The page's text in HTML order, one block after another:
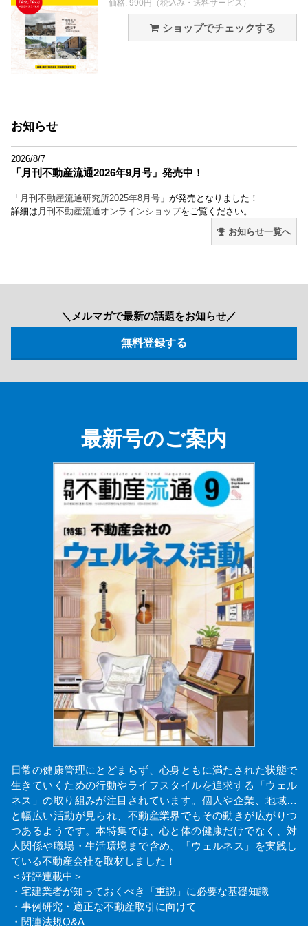
価格: 990円（税込み・送料サービス）
ショップでチェックする
お知らせ
2026/8/7
「月刊不動産流通2026年9月号」発売中！
「 月刊不動産流通研究所2025年8月号 」が発売となりました！
詳細は 月刊不動産流通オンラインショップをご覧ください。
お知らせ一覧へ
＼メルマガで最新の話題をお知らせ／
最新号のご案内
日常の健康管理にとどまらず、心身ともに満たされた状態で
生きていくための行動やライフスタイルを追求する「ウェル
ネス」の取り組みが注目されています。個人や企業、地域…
と幅広い活動が見られ、不動産業界でもその動きが広がりつ
つあるようです。本特集では、心と体の健康だけでなく、対
人関係や職場・生活環境まで含め、「ウェルネス」を実践し
ている不動産会社を取材しました！
＜好評連載中＞
・宅建業者が知っておくべき「重説」に必要な基礎知識
・事例研究・適正な不動産取引に向けて
・関連法規Q&A